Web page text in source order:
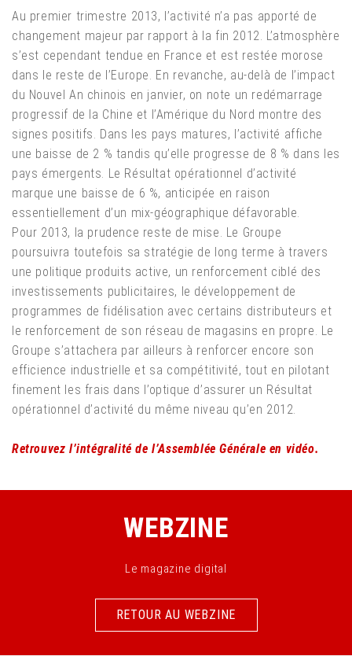
Au premier trimestre 2013, l’activité n’a pas apporté de
changement majeur par rapport à la fin 2012. L’atmosphère
s’est cependant tendue en France et est restée morose
dans le reste de l’Europe. En revanche, au-delà de l’impact
du Nouvel An chinois en janvier, on note un redémarrage
progressif de la Chine et l’Amérique du Nord montre des
signes positifs. Dans les pays matures, l’activité affiche
une baisse de 2 % tandis qu’elle progresse de 8 % dans les
pays émergents. Le Résultat opérationnel d’activité
marque une baisse de 6 %, anticipée en raison
essentiellement d’un mix-géographique défavorable.
Pour 2013, la prudence reste de mise. Le Groupe
poursuivra toutefois sa stratégie de long terme à travers
une politique produits active, un renforcement ciblé des
investissements publicitaires, le développement de
programmes de fidélisation avec certains distributeurs et
le renforcement de son réseau de magasins en propre. Le
Groupe s’attachera par ailleurs à renforcer encore son
efficience industrielle et sa compétitivité, tout en pilotant
finement les frais dans l’optique d’assurer un Résultat
opérationnel d’activité du même niveau qu’en 2012.
Retrouvez l’intégralité de l’Assemblée Générale en vidéo.
WEBZINE
Le magazine digital
RETOUR AU WEBZINE
RETOUR AU WEBZINE